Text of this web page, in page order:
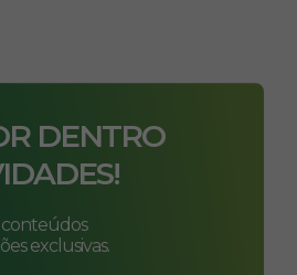
DENTRO
conteúdos
exclusivas.